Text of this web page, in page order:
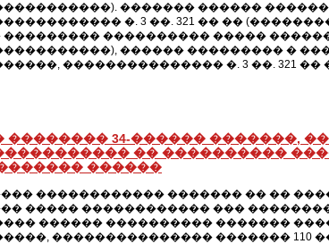
������� ������
�. 3 ��. 321 �� ��
���������� �����
������ ��������� �
��������������� �. 3 ��. 321 �� ��
34-������ �������,
�� ����������
������
������������ ������� �� ��
����� ������������ ���
������ ���������� �������
��������������� ������� 110